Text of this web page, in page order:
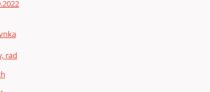
rad